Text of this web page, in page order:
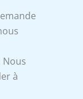
Nous
à